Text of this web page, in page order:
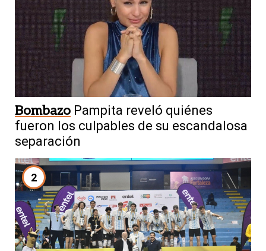
Bombazo Pampita reveló quiénes
fueron los culpables de su escandalosa
separación
2